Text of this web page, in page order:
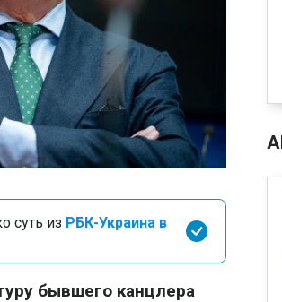
суть из РБК-Украина в
бывшего канцлера